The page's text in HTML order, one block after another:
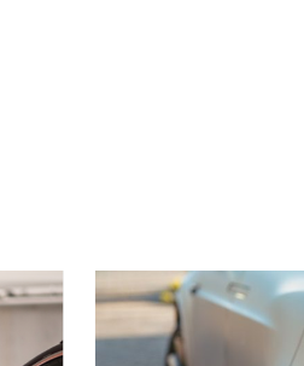
VEHÍCULOS ELÉCTRICOS
Tesla Model 3